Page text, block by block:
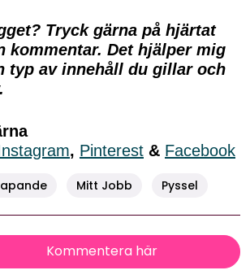
Tryck gärna på hjärtat
kommentar. Det hjälper mig
typ av innehåll du gillar och
, Pinterest & Facebook
Mitt Jobb Pyssel
Kommentera här